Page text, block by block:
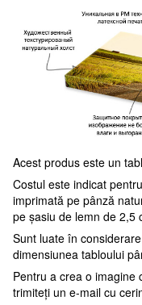
Acest produs este un
Costul este indicat
imprimată pe pânză
pe șasiu de lemn de 2,5
Sunt luate în
dimensiunea tabloului
Pentru a crea o imagine
trimiteți un e-mail cu